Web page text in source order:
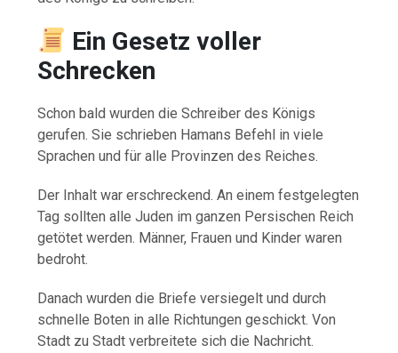
Ein Gesetz voller
Schrecken
Schon bald wurden die Schreiber des Königs
gerufen. Sie schrieben Hamans Befehl in viele
Sprachen und für alle Provinzen des Reiches.
Der Inhalt war erschreckend. An einem festgelegten
Tag sollten alle Juden im ganzen Persischen Reich
getötet werden. Männer, Frauen und Kinder waren
bedroht.
Danach wurden die Briefe versiegelt und durch
schnelle Boten in alle Richtungen geschickt. Von
Stadt zu Stadt verbreitete sich die Nachricht.